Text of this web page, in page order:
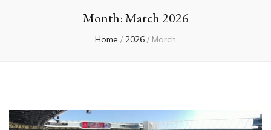
Month:March 2026
Home / 2026 / March